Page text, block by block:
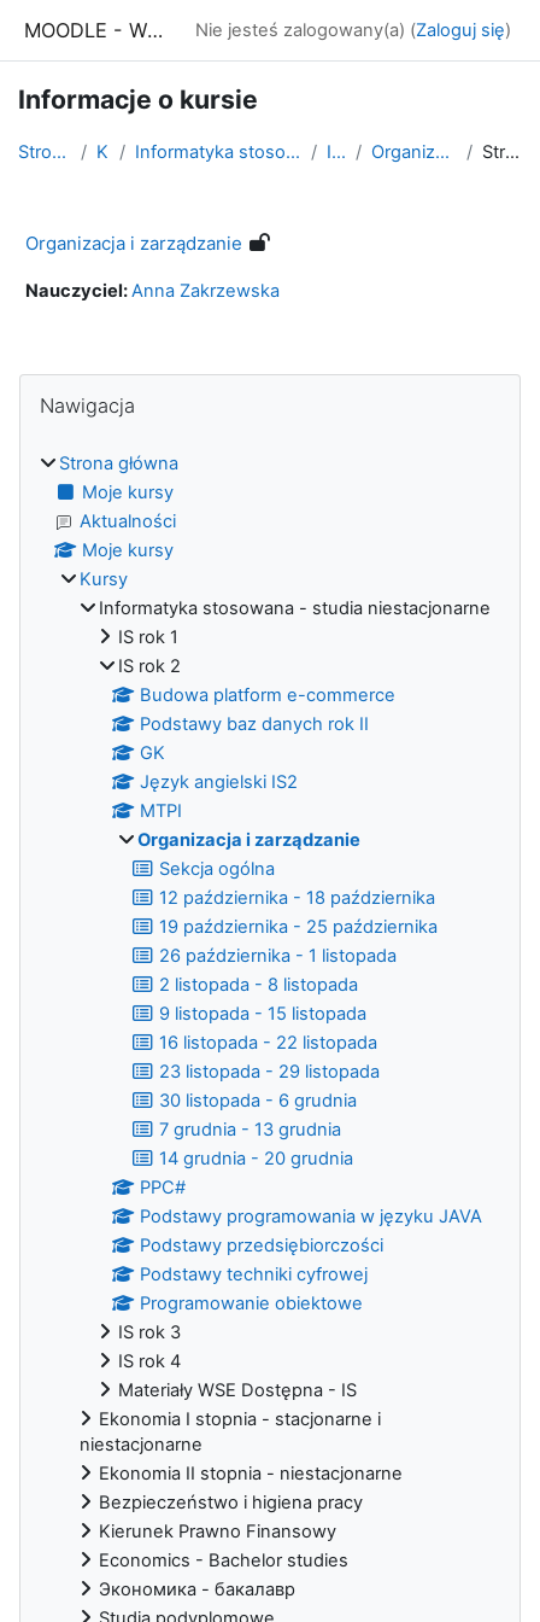
MOODLE - WSE Białystok Nie jesteś zalogowany(a) (Zaloguj się)
Informacje o kursie
Strona główna Kursy Informatyka stosowana - studia niestacjonarne IS rok 2 Organizacja i zarządzanie Streszczenie
Organizacja i zarządzanie
Nauczyciel:Anna Zakrzewska
Bloki
Nawigacja
Strona główna
Moje kursy
Aktualności
Moje kursy
Kursy
Informatyka stosowana - studia niestacjonarne
IS rok 1
IS rok 2
Budowa platform e-commerce
Podstawy baz danych rok II
GK
Język angielski IS2
MTPI
Organizacja i zarządzanie
Sekcja ogólna
12 października - 18 października
19 października - 25 października
26 października - 1 listopada
2 listopada - 8 listopada
9 listopada - 15 listopada
16 listopada - 22 listopada
23 listopada - 29 listopada
30 listopada - 6 grudnia
7 grudnia - 13 grudnia
14 grudnia - 20 grudnia
PPC#
Podstawy programowania w języku JAVA
Podstawy przedsiębiorczości
Podstawy techniki cyfrowej
Programowanie obiektowe
IS rok 3
IS rok 4
Materiały WSE Dostępna - IS
Ekonomia I stopnia - stacjonarne i
niestacjonarne
Ekonomia II stopnia - niestacjonarne
Bezpieczeństwo i higiena pracy
Kierunek Prawno Finansowy
Economics - Bachelor studies
Экономика - бакалавр